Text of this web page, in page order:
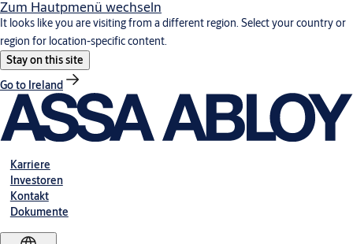
Zum Hautpmenü wechseln
It looks like you are visiting from a different region. Select your country or
region for location-specific content.
Stay on this site
Go to Ireland
Karriere
Investoren
Kontakt
Dokumente